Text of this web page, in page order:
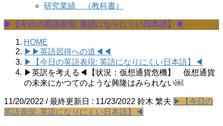
研究業績 （教科書）
▶【今日の英語表現: 英語になりにくい日本語】◀
HOME
▶▶英語習得への道◀◀
▶【今日の英語表現: 英語になりにくい日本語】◀
▶英訳を考える◀【状況：仮想通貨危機】 仮想通貨
の未来にかつてのような興隆はみられない￼
11/20/2022 / 最終更新日 : 11/23/2022 鈴木 繁夫 ▶【今日の
英語表現: 英語になりにくい日本語】◀